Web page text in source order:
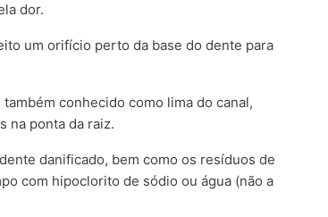
dor.
um orifício perto da base do dente para
conhecido como lima do canal,
na ponta da raiz.
danificado, bem como os resíduos de
com hipoclorito de sódio ou água (não a